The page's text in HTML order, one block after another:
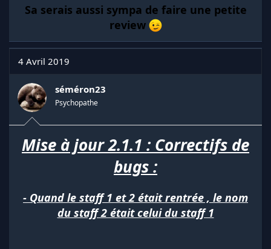
Sa serais aussi sympa de faire une petite
review
4 Avril 2019
séméron23
Psychopathe
Mise à jour 2.1.1 : Correctifs de
bugs :
- Quand le staff 1 et 2 était rentrée , le nom
du staff 2 était celui du staff 1